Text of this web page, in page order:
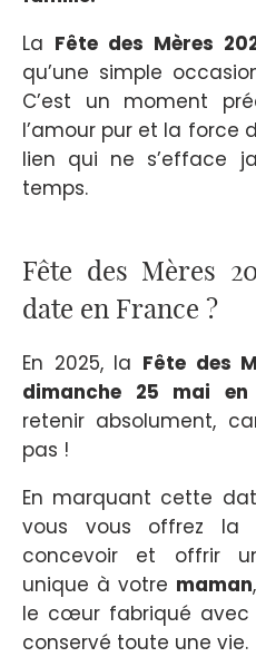
La Fête des Mères
qu’une simple
C’est un moment
l’amour pur et la force
lien qui ne s’efface
temps.
Fête des Mères
date en France ?
En 2025, la Fête des
dimanche 25 mai en
retenir absolument,
pas !
En marquant cette
vous vous offrez la
concevoir et offrir
unique à votre maman
le cœur fabriqué avec
conservé toute une vie.